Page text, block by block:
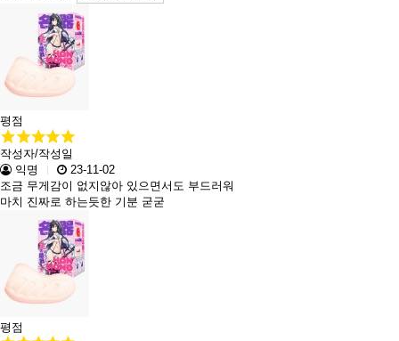
평점
작성자/작성일
익명
23-11-02
조금 무게감이 없지않아 있으면서도 부드러워
마치 진짜로 하는듯한 기분 굳굳
평점